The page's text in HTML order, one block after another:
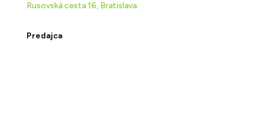
Rusovská cesta 16, Bratislava
Predajca